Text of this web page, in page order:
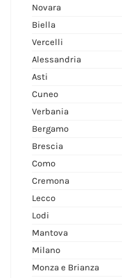
Novara
Biella
Vercelli
Alessandria
Asti
Cuneo
Verbania
Bergamo
Brescia
Como
Cremona
Lecco
Lodi
Mantova
Milano
Monza e Brianza